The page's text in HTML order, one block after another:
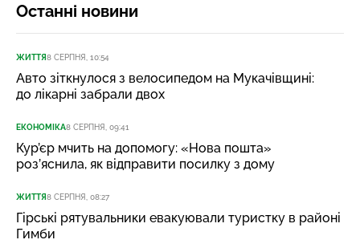
Останні новини
ЖИТТЯ8 СЕРПНЯ, 10:54
Авто зіткнулося з велосипедом на Мукачівщині:
до лікарні забрали двох
ЕКОНОМІКА8 СЕРПНЯ, 09:41
Кур’єр мчить на допомогу: «Нова пошта»
роз’яснила, як відправити посилку з дому
ЖИТТЯ8 СЕРПНЯ, 08:27
Гірські рятувальники евакуювали туристку в районі
Гимби